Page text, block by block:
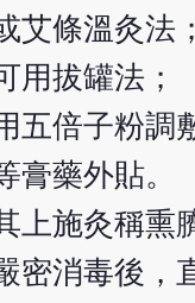
艾條溫灸法；
用拔罐法；
五倍子粉調
膏藥外貼。
上施灸稱熏
消毒後，